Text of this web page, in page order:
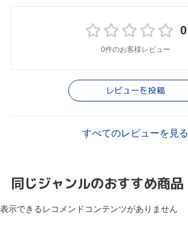
0
0件のお客様レビュー
レビューを投稿
すべてのレビューを見る
同じジャンルのおすすめ商品
表示できるレコメンドコンテンツがありません